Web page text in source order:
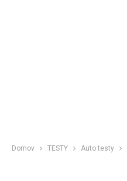
Domov TESTY Auto testy